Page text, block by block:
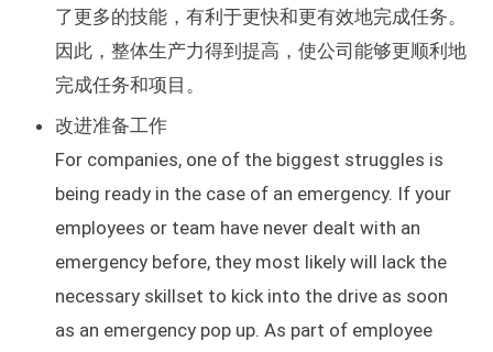
了更多的技能，有利于更快和更有效地完成任务。
因此，整体生产力得到提高，使公司能够更顺利地
完成任务和项目。
改进准备工作
For companies, one of the biggest struggles is
being ready in the case of an emergency. If your
employees or team have never dealt with an
emergency before, they most likely will lack the
necessary skillset to kick into the drive as soon
as an emergency pop up. As part of employee